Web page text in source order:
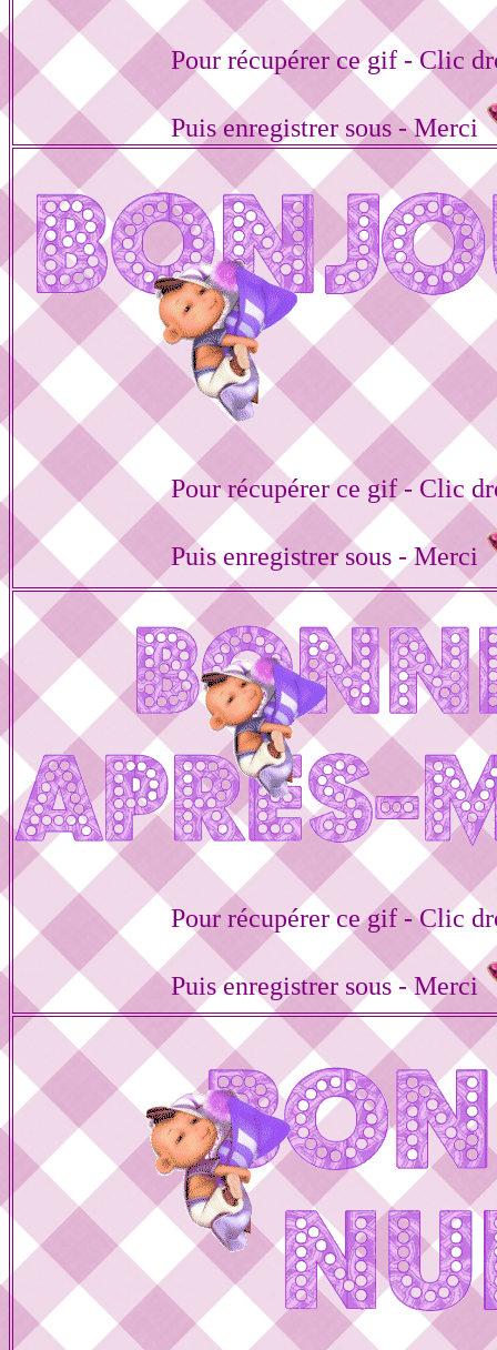
Pour récupérer ce gif - Clic
Puis enregistrer sous - Merci
Pour récupérer ce gif - Clic
Puis enregistrer sous - Merci
Pour récupérer ce gif - Clic
Puis enregistrer sous - Merci